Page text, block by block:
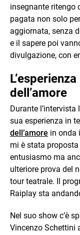
insegnante ritengo
pagata non solo
aggiornata, senza
e il sapere poi
divulgazione, con
dell’amore
Durante l’intervista
sua esperienza in
dell’amore in onda
mi è stata
entusiasmo ma
ulteriore prova del
tour teatrale. Il
Raiplay sta
Nel suo show c’è
Vincenzo Schettini